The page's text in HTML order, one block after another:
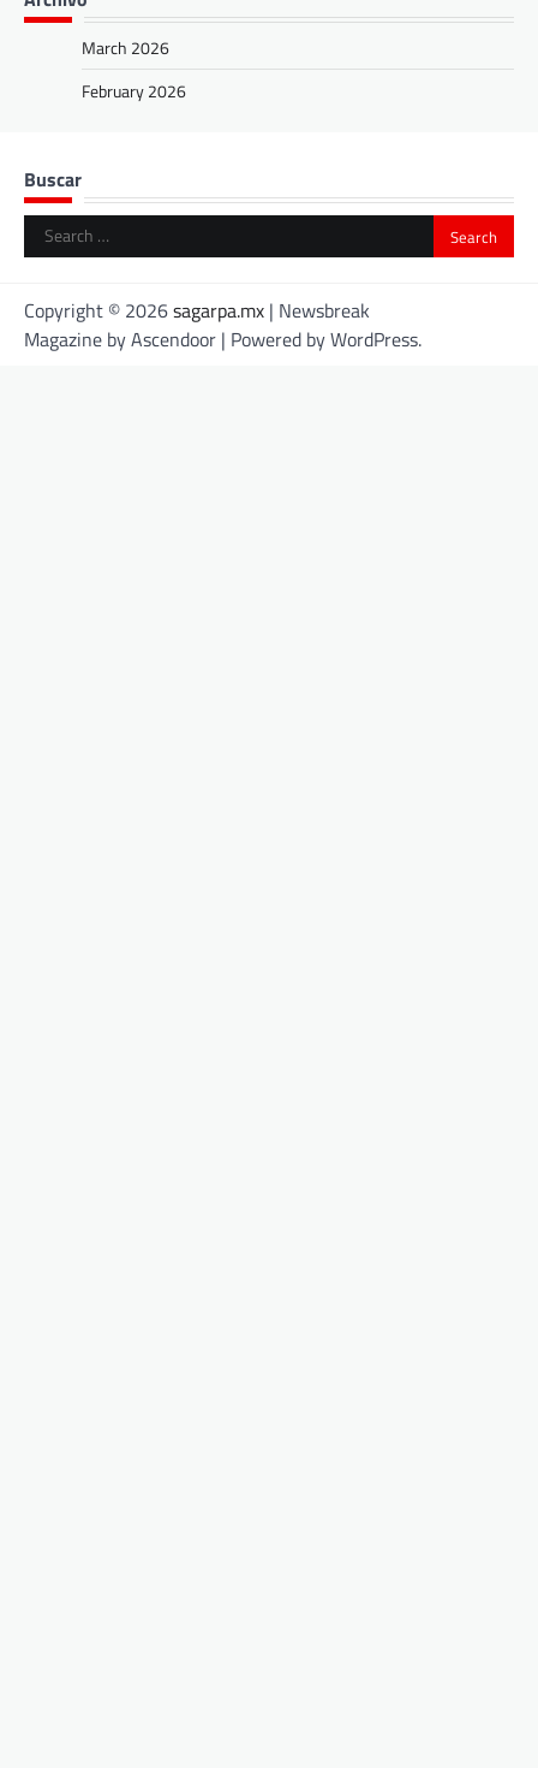
March 2026
February 2026
Buscar
Search
for:
Copyright © 2026sagarpa.mx | Newsbreak
Magazine byAscendoor | Powered byWordPress.